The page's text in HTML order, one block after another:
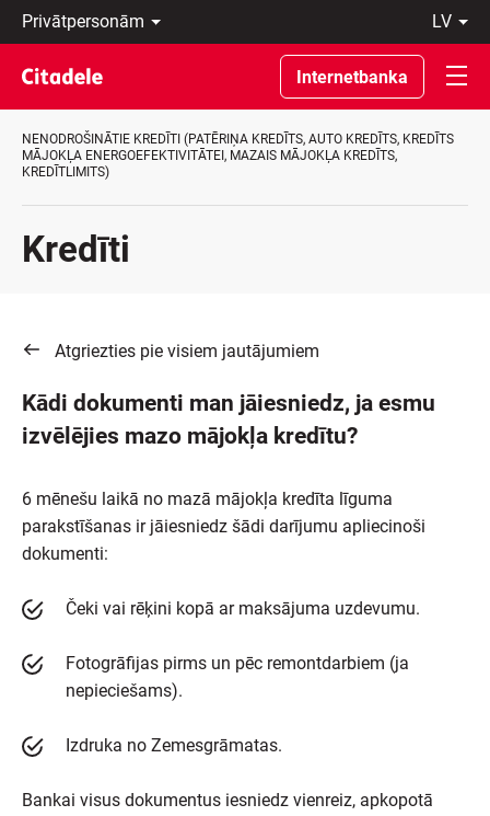
Privātpersonām
Uzņēmumiem
Private
Banking
Par
banku
C
REWARDS
lv
Latviski
По-
русски
In
English
Internetbanka
NENODROŠINĀTIE KREDĪTI (PATĒRIŅA KREDĪTS, AUTO KREDĪTS, KREDĪTS
MĀJOKĻA ENERGOEFEKTIVITĀTEI, MAZAIS MĀJOKĻA KREDĪTS,
KREDĪTLIMITS)
Kredīti
Atgriezties pie visiem jautājumiem
Kādi dokumenti man jāiesniedz, ja esmu
izvēlējies mazo mājokļa kredītu?
6 mēnešu laikā no mazā mājokļa kredīta līguma
parakstīšanas ir jāiesniedz šādi darījumu apliecinoši
dokumenti:
Čeki vai rēķini kopā ar maksājuma uzdevumu.
Fotogrāfijas pirms un pēc remontdarbiem (ja
nepieciešams).
Izdruka no Zemesgrāmatas.
Bankai visus dokumentus iesniedz vienreiz, apkopotā